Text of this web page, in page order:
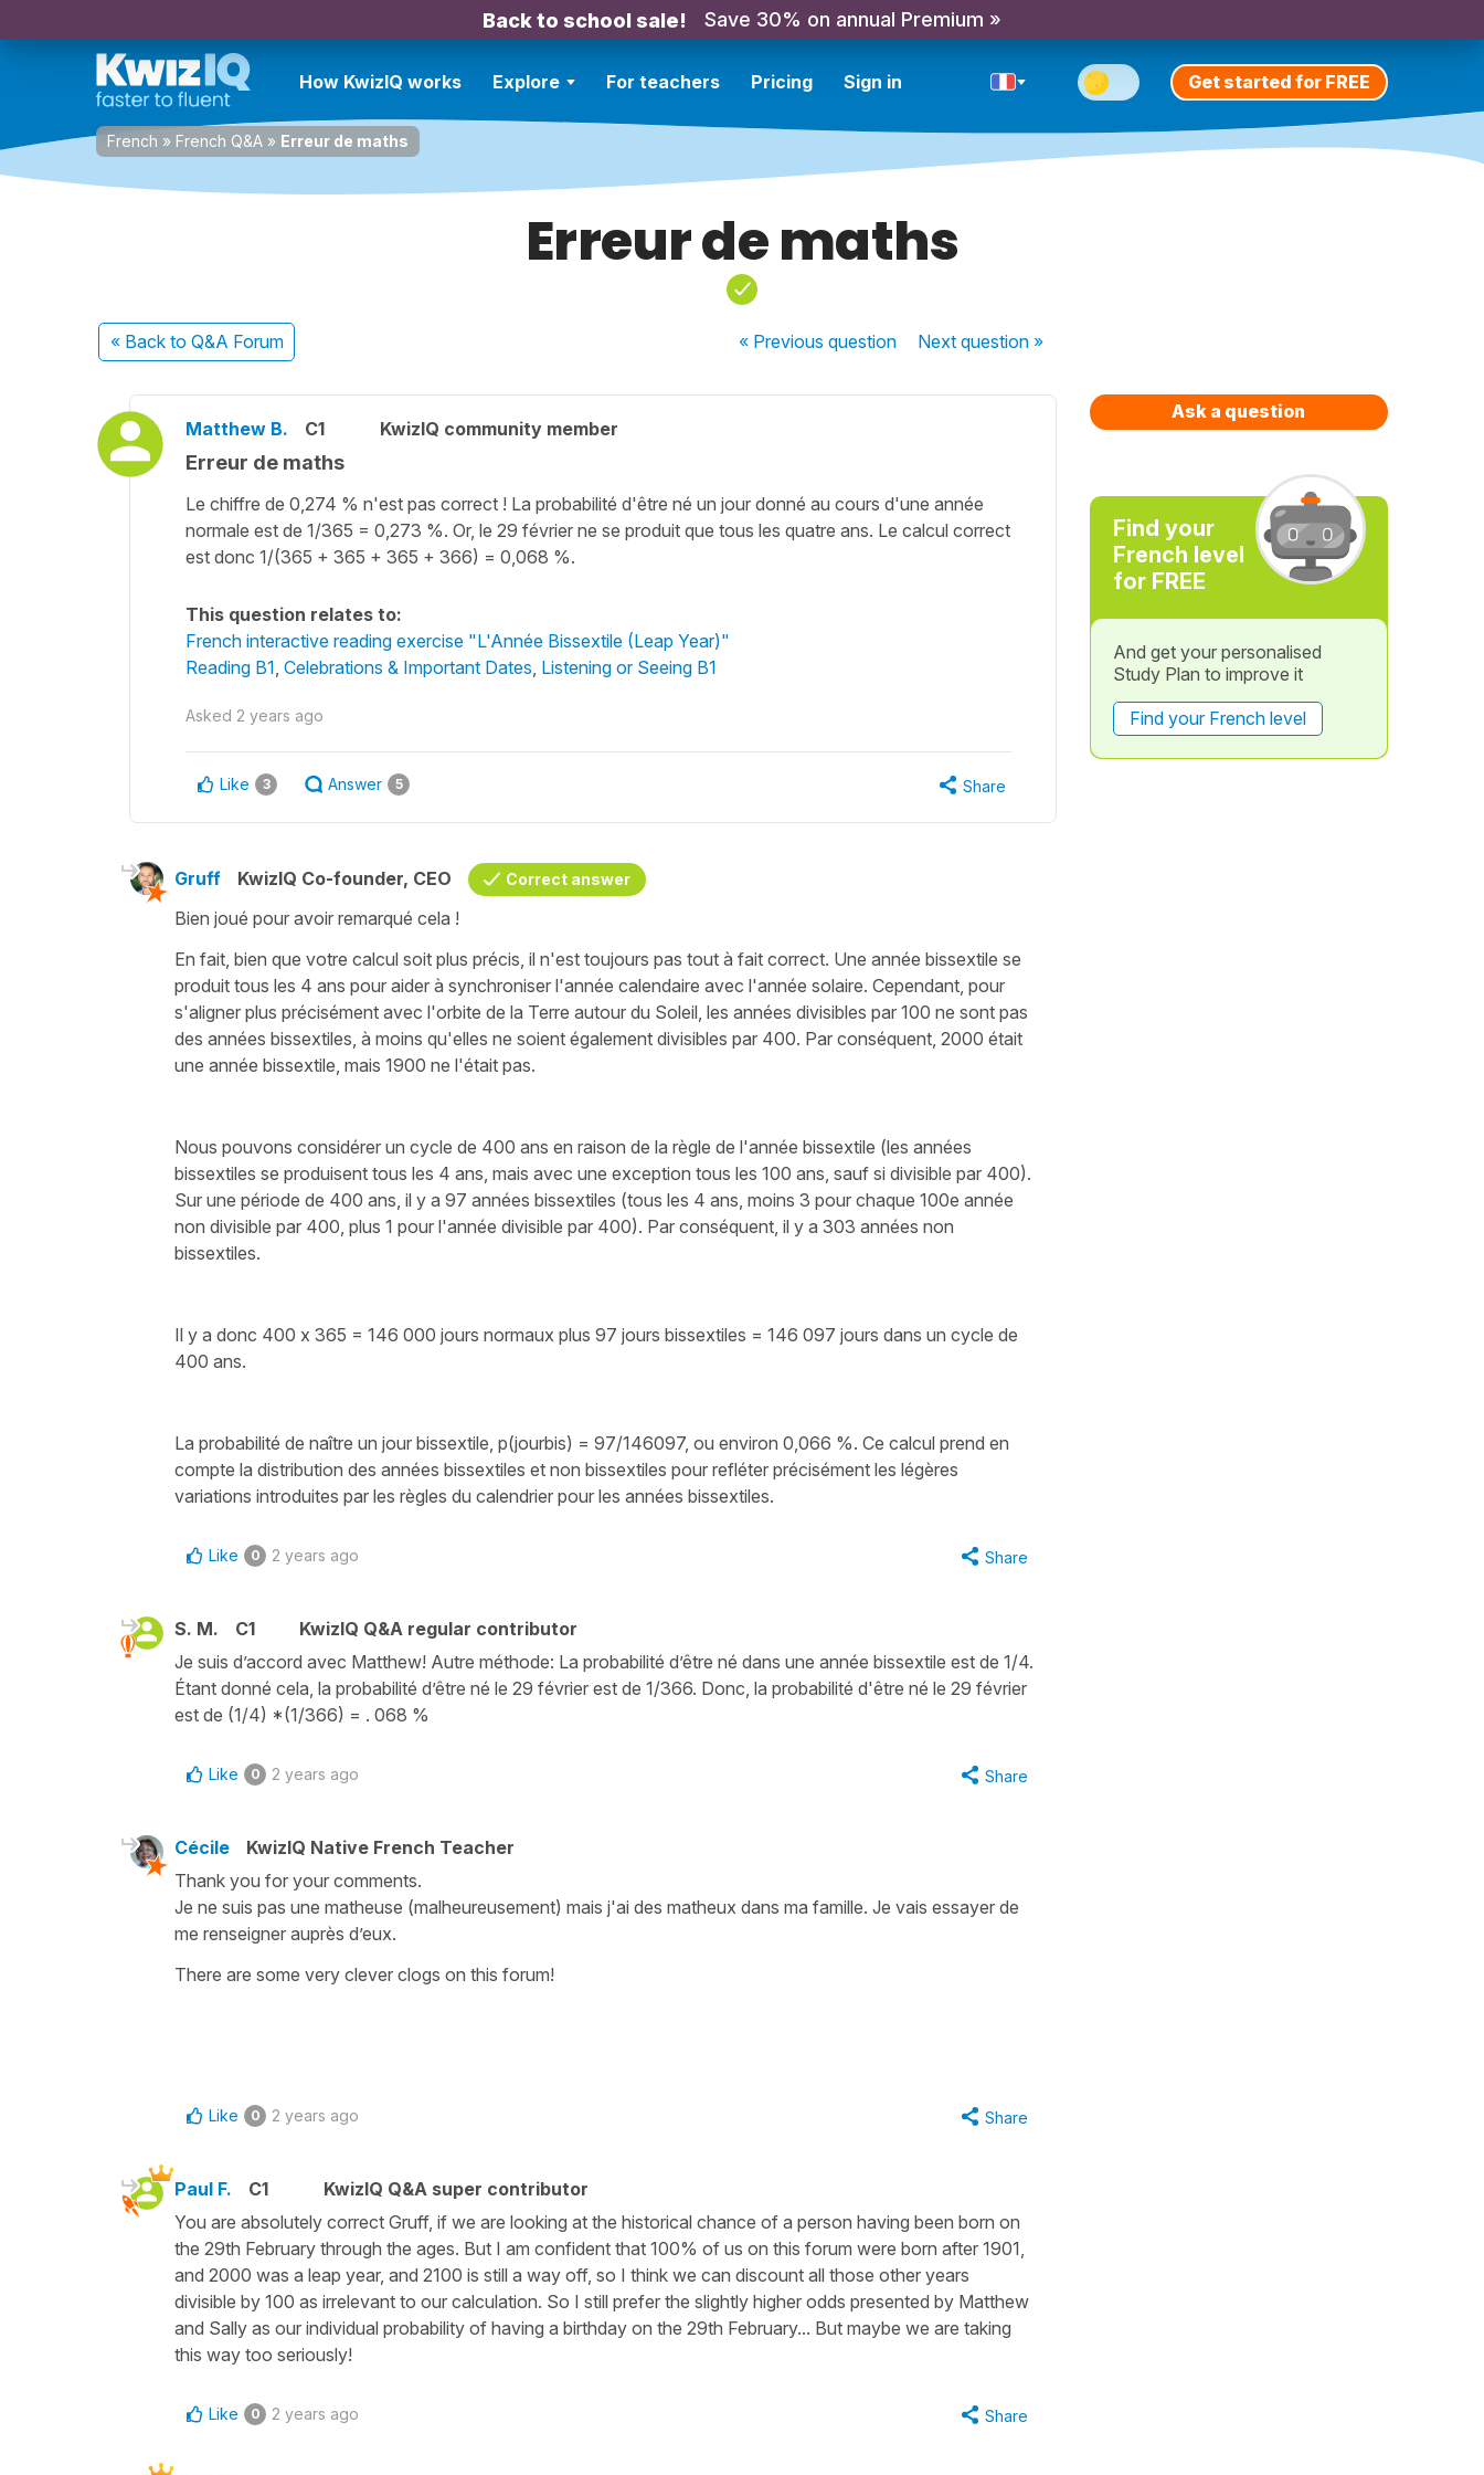
Back to school sale! Save 30% on annual Premium »
How KwizIQ works Explore For teachers Pricing Sign in Get started for FREE
French » French Q&A » Erreur de maths
Erreur de maths
« Back to Q&A Forum « Previousquestion Nextquestion »
Matthew B. C1 KwizIQ community member
Erreur de maths
Le chiffre de 0,274 % n'est pas correct ! La probabilité d'être né un jour donné au cours d'une année
normale est de 1/365 = 0,273 %. Or, le 29 février ne se produit que tous les quatre ans. Le calcul correct
est donc 1/(365 + 365 + 365 + 366) = 0,068 %.
This question relates to:
French interactive reading exercise "L'Année Bissextile (Leap Year)"
Reading B1 Celebrations & Important Dates Listening or Seeing B1
Asked 2 years ago
Like 3 Answer 5 Share
Gruff KwizIQ Co-founder, CEO Correct answer
Bien joué pour avoir remarqué cela !
En fait, bien que votre calcul soit plus précis, il n'est toujours pas tout à fait correct. Une année bissextile se
produit tous les 4 ans pour aider à synchroniser l'année calendaire avec l'année solaire. Cependant, pour
s'aligner plus précisément avec l'orbite de la Terre autour du Soleil, les années divisibles par 100 ne sont pas
des années bissextiles, à moins qu'elles ne soient également divisibles par 400. Par conséquent, 2000 était
une année bissextile, mais 1900 ne l'était pas.
Nous pouvons considérer un cycle de 400 ans en raison de la règle de l'année bissextile (les années
bissextiles se produisent tous les 4 ans, mais avec une exception tous les 100 ans, sauf si divisible par 400).
Sur une période de 400 ans, il y a 97 années bissextiles (tous les 4 ans, moins 3 pour chaque 100e année
non divisible par 400, plus 1 pour l'année divisible par 400). Par conséquent, il y a 303 années non
bissextiles.
Il y a donc 400 x 365 = 146 000 jours normaux plus 97 jours bissextiles = 146 097 jours dans un cycle de
400 ans.
La probabilité de naître un jour bissextile, p(jourbis) = 97/146097, ou environ 0,066 %. Ce calcul prend en
compte la distribution des années bissextiles et non bissextiles pour refléter précisément les légères
variations introduites par les règles du calendrier pour les années bissextiles.
Like 0 2 years ago Share
S. M. C1
KwizIQ Q&A regular contributor
Je suis d’accord avec Matthew! Autre méthode: La probabilité d’être né dans une année bissextile est de 1/4.
Étant donné cela, la probabilité d’être né le 29 février est de 1/366. Donc, la probabilité d'être né le 29 février
est de (1/4) *(1/366) = . 068 %
Like 0 2 years ago Share
Cécile
KwizIQ Native French Teacher
Thank you for your comments.
Je ne suis pas une matheuse (malheureusement) mais j'ai des matheux dans ma famille. Je vais essayer de
me renseigner auprès d’eux.
There are some very clever clogs on this forum!
Like 0 2 years ago Share
Paul F. C1
KwizIQ Q&A super contributor
You are absolutely correct Gruff, if we are looking at the historical chance of a person having been born on
the 29th February through the ages. But I am confident that 100% of us on this forum were born after 1901,
and 2000 was a leap year, and 2100 is still a way off, so I think we can discount all those other years
divisible by 100 as irrelevant to our calculation. So I still prefer the slightly higher odds presented by Matthew
and Sally as our individual probability of having a birthday on the 29th February... But maybe we are taking
this way too seriously!
Like 0 2 years ago Share
Ask a question
Find your
French level
for FREE
And get your personalised
Study Plan to improve it
Find your French level